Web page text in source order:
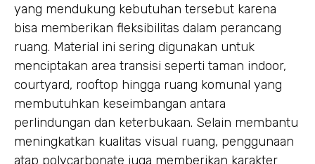
yang mendukung kebutuhan tersebut karena
bisa memberikan fleksibilitas dalam perancang
ruang. Material ini sering digunakan untuk
menciptakan area transisi seperti taman indoor,
courtyard, rooftop hingga ruang komunal yang
membutuhkan keseimbangan antara
perlindungan dan keterbukaan. Selain membantu
meningkatkan kualitas visual ruang, penggunaan
atap polycarbonate juga memberikan karakter